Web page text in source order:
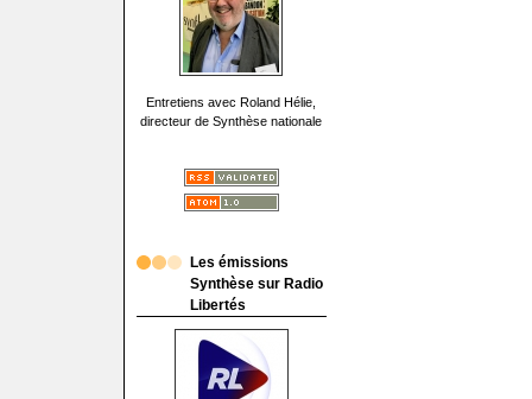
Entretiens avec Roland Hélie,
directeur de Synthèse nationale
Les émissions
Synthèse sur Radio
Libertés